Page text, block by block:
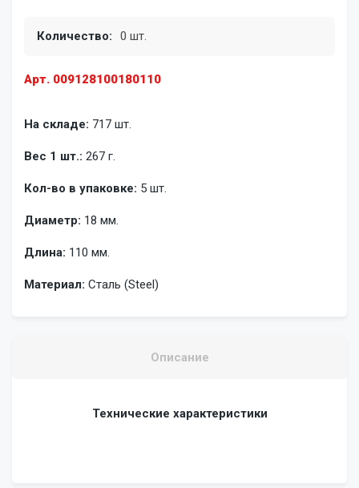
Арт. 009128100180110
На складе: 717 шт.
Вес 1 шт.: 267 г.
Кол-во в упаковке: 5 шт.
Диаметр: 18 мм.
Длина: 110 мм.
Материал: Сталь (Steel)
Количество: 0 шт.
Описание
Технические характеристики